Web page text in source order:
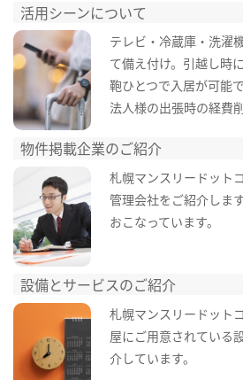
活用シーンについて
テレビ・冷蔵庫・洗濯
て備え付け。引越し時
鞄ひとつで入居が可能で
法人様の出張時の経費
物件掲載企業のご紹介
札幌マンスリードット
管理会社をご紹介しま
おこなっています。
設備とサービスのご紹介
札幌マンスリードット
屋にご用意されている
介しています。